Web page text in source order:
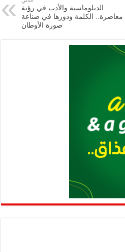
p
الدبلوماسية والأدب في رؤية
معاصرة.. الكلمة ودورها في صناعة
صورة ‏الأوطان